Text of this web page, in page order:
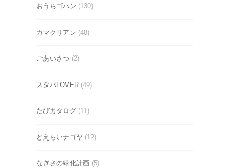
おうちゴハン (130)
カマクリアン (48)
ごあいさつ (2)
スタバLOVER (49)
たびカタログ (11)
どえらいナゴヤ (12)
なぎさの緑化計画 (5)